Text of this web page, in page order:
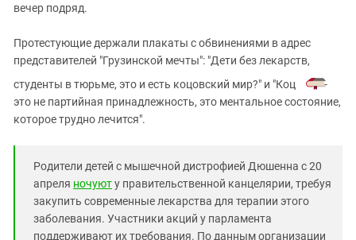
Южная Осетия
Южный Кавказ
ЮФО
вечер подряд.
Протестующие держали плакаты с обвинениями в адрес
представителей "Грузинской мечты": "Дети без лекарств,
студенты в тюрьме, это и есть коцовский мир?" и "Коц
-
это не партийная принадлежность, это ментальное состояние,
которое трудно лечится".
Родители детей с мышечной дистрофией Дюшенна с 20
апреля ночуюту правительственной канцелярии, требуя
закупить современные лекарства для терапии этого
заболевания. Участники акций у парламента
поддерживают их требования. По данным организации